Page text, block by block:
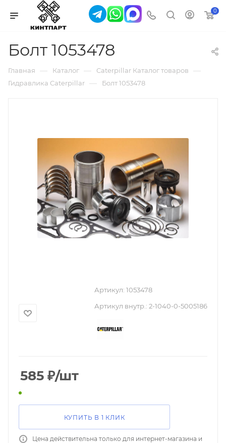
0
Болт 1053478
Главная — Каталог — Caterpillar Каталог товаров —
Гидравлика Caterpillar — Болт 1053478
Артикул: 1053478
Артикул внутр.: 2-1040-0-5005186
585 ₽/шт
КУПИТЬ В 1 КЛИК
Цена действительна только для интернет-магазина и